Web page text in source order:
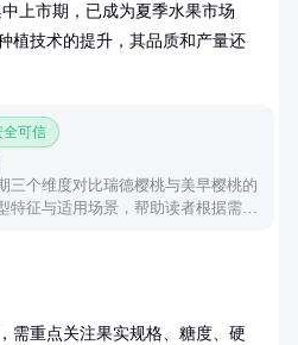
上市期，已成为夏季水果市场
植技术的提升，其品质和产量还
全可信
三个维度对比瑞德樱桃与美早樱桃的
特征与适用场景，帮助读者根据需求
需重点关注果实规格、糖度、硬